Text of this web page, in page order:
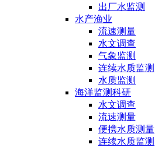
出厂水监测
水产渔业
流速测量
水文调查
气象监测
连续水质监测
水质监测
海洋监测科研
水文调查
流速测量
便携水质测量
连续水质监测